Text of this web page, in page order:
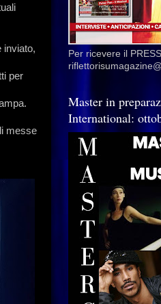
inviato,
per
messe
Per ricevere il
Master in
International: